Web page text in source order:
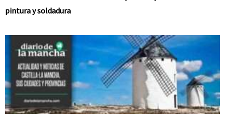
pintura y soldadura